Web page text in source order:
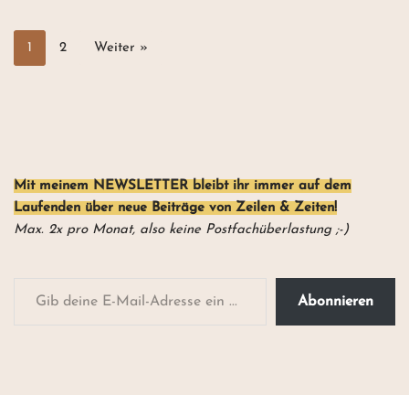
1 2 Weiter »
Mit meinem NEWSLETTER bleibt ihr immer auf dem
Laufenden über neue Beiträge von Zeilen & Zeiten!
Max. 2x pro Monat, also keine Postfachüberlastung ;-)
Abonnieren